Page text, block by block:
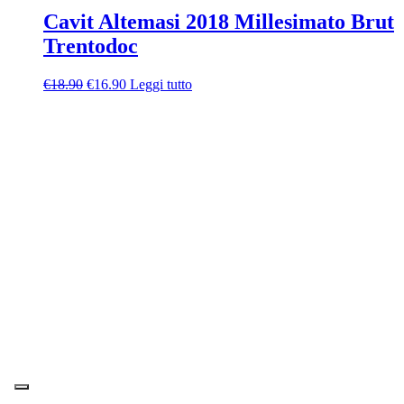
Cavit Altemasi 2018 Millesimato Brut
Trentodoc
€18.90 Il
€16.90IlLeggi tutto